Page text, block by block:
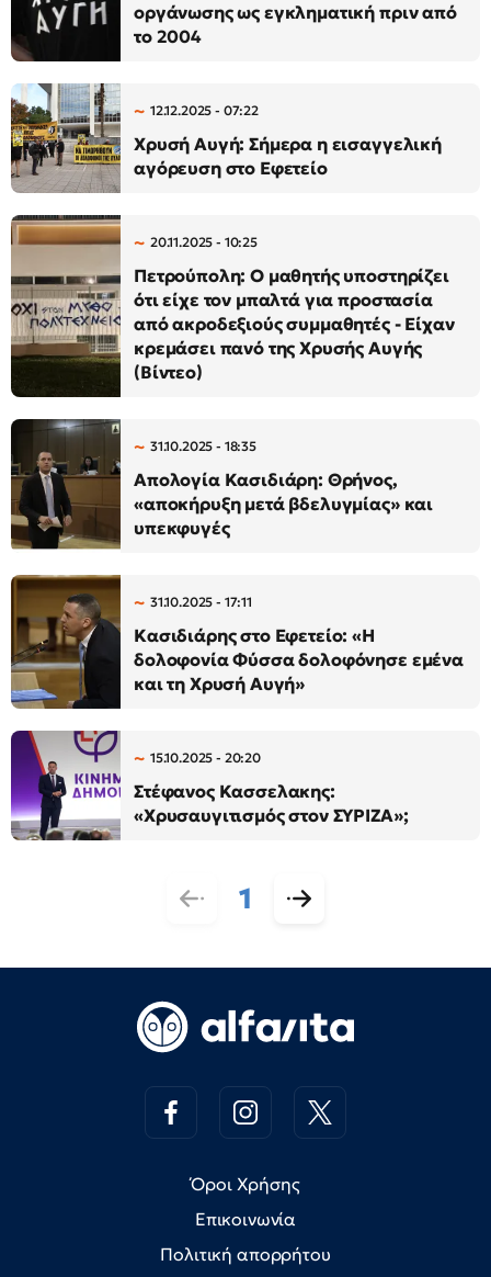
οργάνωσης ως εγκληματική πριν από
το 2004
12.12.2025 - 07:22
Χρυσή Αυγή: Σήμερα η εισαγγελική
αγόρευση στο Εφετείο
20.11.2025 - 10:25
Πετρούπολη: Ο μαθητής υποστηρίζει
ότι είχε τον μπαλτά για προστασία
από ακροδεξιούς συμμαθητές - Είχαν
κρεμάσει πανό της Χρυσής Αυγής
(Βίντεο)
31.10.2025 - 18:35
Απολογία Κασιδιάρη: Θρήνος,
«αποκήρυξη μετά βδελυγμίας» και
υπεκφυγές
31.10.2025 - 17:11
Κασιδιάρης στο Εφετείο: «Η
δολοφονία Φύσσα δολοφόνησε εμένα
και τη Χρυσή Αυγή»
15.10.2025 - 20:20
Στέφανος Κασσελακης:
«Χρυσαυγιτισμός στον ΣΥΡΙΖΑ»;
1
Όροι Χρήσης
Επικοινωνία
Πολιτική απορρήτου